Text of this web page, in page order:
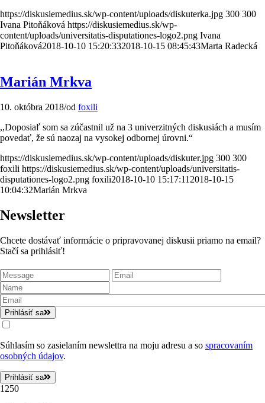
https://diskusiemedius.sk/wp-content/uploads/diskuterka.jpg 300 300
Ivana Pitoňáková https://diskusiemedius.sk/wp-
content/uploads/universitatis-disputationes-logo2.png Ivana
Pitoňáková2018-10-10 15:20:332018-10-15 08:45:43Marta Radecká
Marián Mrkva
10. októbra 2018/od foxili
,,Doposiaľ som sa zúčastnil už na 3 univerzitných diskusiách a musím
povedať, že sú naozaj na vysokej odbornej úrovni.“
https://diskusiemedius.sk/wp-content/uploads/diskuter.jpg 300 300
foxili https://diskusiemedius.sk/wp-content/uploads/universitatis-
disputationes-logo2.png foxili2018-10-10 15:17:11 2018-10-15
10:04:32Marián Mrkva
Newsletter
Chcete dostávať informácie o pripravovanej diskusii priamo na email?
Stačí sa prihlásiť!
Prihlásiť sa
Súhlasím so zasielaním newslettra na moju adresu a so spracovaním
osobných údajov.
Prihlásiť sa
1250